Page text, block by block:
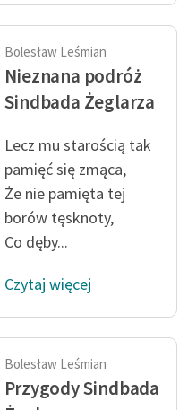
Bolesław Leśmian
Nieznana podróż
Sindbada Żeglarza
Lecz mu starością tak
pamięć się zmąca,
Że nie pamięta tej
borów tęsknoty,
Co dęby...
Czytaj więcej
Bolesław Leśmian
Przygody Sindbada